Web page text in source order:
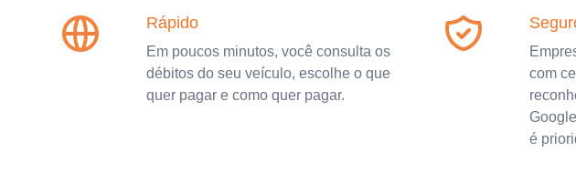
Rápido
Em poucos minutos, você consulta os
débitos do seu veículo, escolhe o que
quer pagar e como quer pagar.
com
é